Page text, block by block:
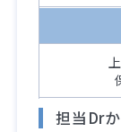
担当Dr